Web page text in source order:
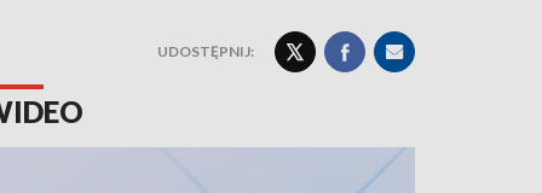
UDOSTĘPNIJ: